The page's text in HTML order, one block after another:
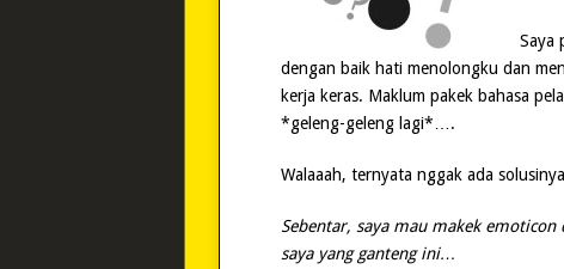
Saya
dengan baik hati menolongku dan men
kerja keras. Maklum pakek bahasa
*geleng-geleng lagi*….
Walaaah, ternyata nggak ada
Sebentar, saya mau makek
saya yang ganteng ini…